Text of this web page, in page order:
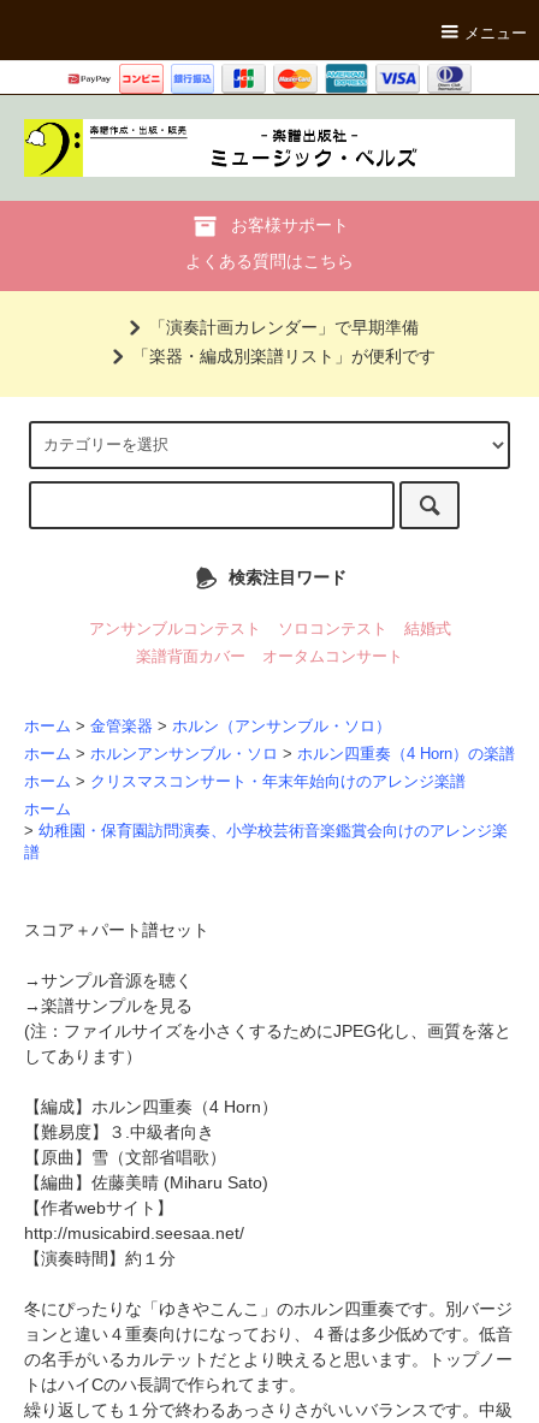
メニュー
お客様サポート
よくある質問はこちら
「演奏計画カレンダー」で早期準備
「楽器・編成別楽譜リスト」が便利です
検索注目ワード
アンサンブルコンテスト ソロコンテスト
結婚式
楽譜背面カバー
オータムコンサート
ホーム > 金管楽器 > ホルン（アンサンブル・ソロ）
ホーム > ホルンアンサンブル・ソロ > ホルン四重奏（4 Horn）の楽譜
ホーム > クリスマスコンサート・年末年始向けのアレンジ楽譜
ホーム
> 幼稚園・保育園訪問演奏、小学校芸術音楽鑑賞会向けのアレンジ楽
譜
スコア＋パート譜セット
→サンプル音源を聴く
→楽譜サンプルを見る
(注：ファイルサイズを小さくするためにJPEG化し、画質を落と
してあります）
【編成】 ホルン四重奏 （4 Horn）
【難易度】３.中級者向き
【原曲】雪（文部省唱歌）
【編曲】 佐藤美晴 (Miharu Sato)
【作者webサイト】
http://musicabird.seesaa.net/
【演奏時間】約１分
冬にぴったりな「ゆきやこんこ」のホルン四重奏です。別バージ
ョンと違い４重奏向けになっており、４番は多少低めです。低音
の名手がいるカルテットだとより映えると思います。トップノー
トはハイCのハ長調で作られてます。
繰り返しても１分で終わるあっさりさがいいバランスです。中級